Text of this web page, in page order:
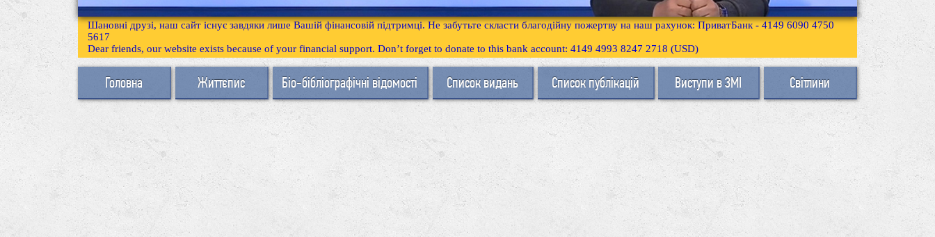
Шановні друзі, наш сайт існує завдяки лише Вашій фінансовій підтримці. Не забутьте скласти благодійну пожертву на наш рахунок: ПриватБанк - 4149 6090 4750
5617
Dear friends, our website exists because of your financial support. Don’t forget to donate to this bank account: 4149 4993 8247 2718 (USD)
Головна Життєпис Біо-бібліографічні відомості Список видань Список публікацій Виступи в ЗМІ Світлини